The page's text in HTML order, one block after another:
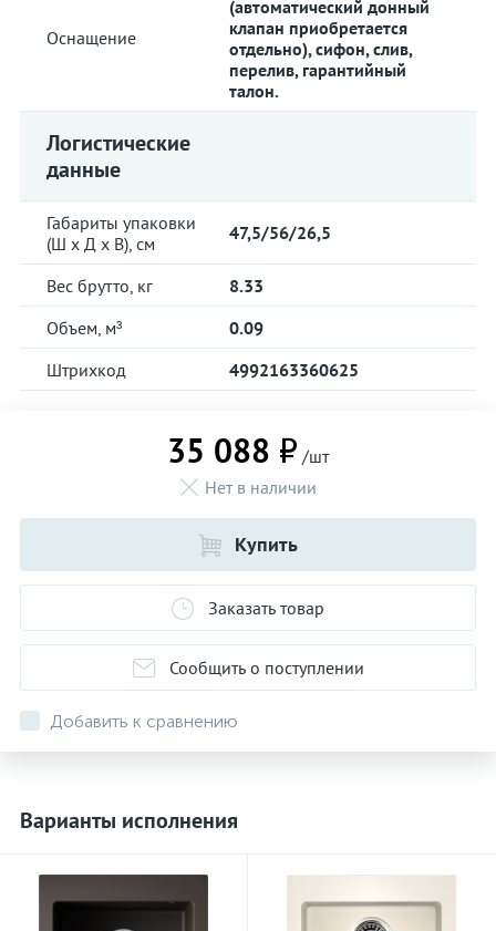
Оснащение
(автоматический донный
клапан приобретается
отдельно), сифон, слив,
перелив, гарантийный
талон.
Логистические
данные
Габариты упаковки
(Ш х Д х В), см
47,5/56/26,5
Вес брутто, кг
8.33
Объем, м³
0.09
Штрихкод
4992163360625
35 088 ₽ /шт
Нет в наличии
Купить
Заказать товар
Сообщить о поступлении
Добавить к сравнению
Варианты исполнения